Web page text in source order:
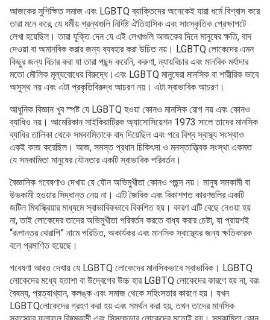
আজকের সুশিক্ষিত সমাজ এবং LGBTQ ব্যাক্তিদের অনেকেই যারা ধর্মে বিশ্বাস করে
তারা মনে করে, যে ধর্মীয় গ্রন্থগুলি নির্দিষ্ট ঐতিহাসিক এবং সাংস্কৃতিক প্রেক্ষাপটে
লেখা হয়েছিল। তারা যুক্তি দেন যে এই লেখাগুলি আজকের দিনে মানুষের ক্ষতি, বাদ
দেওয়া বা অমানবিক করার জন্য ব্যবহার করা উচিত নয়। LGBTQ লোকেদের এমন
কিছুর জন্য বিচার করা যা তারা পছন্দ করেনি, করুণা, ন্যায়বিচার এবং মানবিক মর্যাদার
মতো মৌলিক মূল্যবোধের বিরুদ্ধে।এবং LGBTQ মানুষেরা মানসিক বা শারীরিক ভাবে
অসুস্থ নয় এবং এটা প্রকৃতিবিরুদ্ধ আচরণ নয়। এটা স্বাভাবিক আচরণ।
আধুনিক বিজ্ঞান খুব স্পষ্ট যে LGBTQ হওয়া কোনও মানসিক রোগ নয় এবং কোনও
ব্যাধিও নয়। আমেরিকান সাইকিয়াট্রিক অ্যাসোসিয়েশন 1973 সালে তাদের মানসিক
ব্যাধির তালিকা থেকে সমকামিতাকে বাদ দিয়েছিল এবং পরে বিশ্ব স্বাস্থ্য সংস্থাও
একই কাজ করেছিল। আজ, সমস্ত প্রধান চিকিৎসা ও মনস্তাত্ত্বিক সংস্থা একমত
যে সমকামিতা মানুষের যৌনতার একটি স্বাভাবিক পরিবর্তন।
বৈজ্ঞানিক গবেষণাও দেখায় যে যৌন অভিমুখীতা কোনও পছন্দ নয়। মানুষ সমকামী বা
উভকামী হওয়ার সিদ্ধান্ত নেয় না। এটি জৈবিক এবং বিকাশগত কারণগুলির একটি
জটিল মিথস্ক্রিয়ার মাধ্যমে স্বাভাবিকভাবে বিকশিত হয়। কারণ এটি বেছে নেওয়া হয়
না, তাই লোকেদের তাদের অভিমুখীতা পরিবর্তন করতে বাধ্য করার চেষ্টা, যা প্রায়শই
“রূপান্তর থেরাপি” নামে পরিচিত, অকার্যকর এবং মানসিক স্বাস্থ্যের জন্য ক্ষতিকারক
বলে প্রমাণিত হয়েছে।
গবেষণা আরও দেখায় যে LGBTQ লোকেদের মানসিকভাবে স্বাভাবিক। LGBTQ
লোকেদের মধ্যে হতাশা বা উদ্বেগের উচ্চ হার LGBTQ লোকেদের কারণে হয় না, বরং
বৈষম্য, প্রত্যাখ্যান, কলঙ্ক এবং সমাজ থেকে সহিংসতার কারণে হয়। যখন
LGBTQলোকেদের গ্রহণ করা হয় এবং সমর্থন করা হয়, তখন তাদের মানসিক